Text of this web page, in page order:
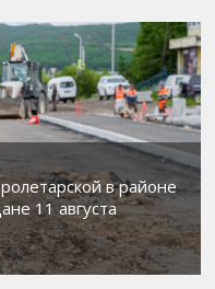
в районе
11 августа